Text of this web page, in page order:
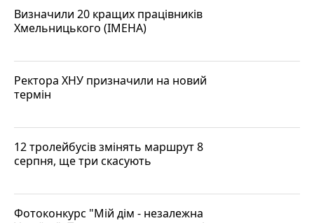
Визначили 20 кращих працівників
Хмельницького (ІМЕНА)
Ректора ХНУ призначили на новий
термін
12 тролейбусів змінять маршрут 8
серпня, ще три скасують
Фотоконкурс "Мій дім - незалежна